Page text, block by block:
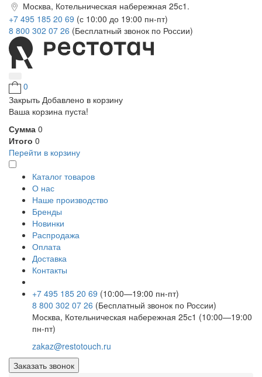
Москва, Котельническая набережная 25с1.
+7 495 185 20 69 (с 10:00 до 19:00 пн-пт)
8 800 302 07 26 (Бесплатный звонок по России)
0
Закрыть Добавлено в корзину
Ваша корзина пуста!
Сумма 0
Итого 0
Перейти в корзину
Каталог товаров
О нас
Наше производство
Бренды
Новинки
Распродажа
Оплата
Доставка
Контакты
+7 495 185 20 69 (10:00—19:00 пн-пт)
8 800 302 07 26 (Бесплатный звонок по России)
Москва, Котельническая набережная 25с1 (10:00—19:00
пн-пт)
zakaz@restotouch.ru
Заказать звонок